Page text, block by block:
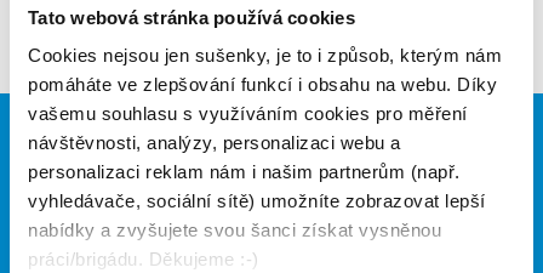
Tato webová stránka používá cookies
Cookies nejsou jen sušenky, je to i způsob, kterým nám
pomáháte ve zlepšování funkcí i obsahu na webu. Díky
vašemu souhlasu s využíváním cookies pro měření
návštěvnosti, analýzy, personalizaci webu a
personalizaci reklam nám i našim partnerům (např.
vyhledávače, sociální sítě) umožníte zobrazovat lepší
nabídky a zvyšujete svou šanci získat vysněnou
práci/brigádu. Děkujeme :-)
Zpět
Brigádníci
Články
Hledané brigády
Firmy
Vložit inzerát
Ceník